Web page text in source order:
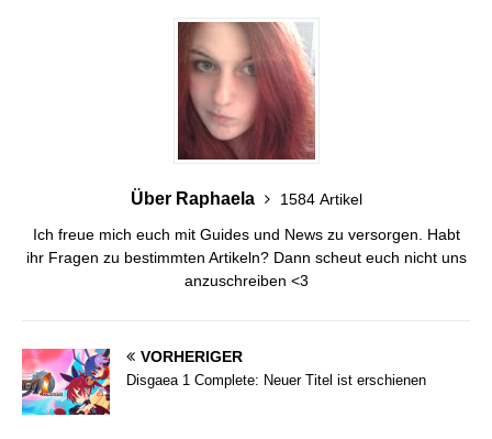
Über Raphaela
1584 Artikel
Ich freue mich euch mit Guides und News zu versorgen. Habt
ihr Fragen zu bestimmten Artikeln? Dann scheut euch nicht uns
anzuschreiben <3
VORHERIGER
Disgaea 1 Complete: Neuer Titel ist erschienen